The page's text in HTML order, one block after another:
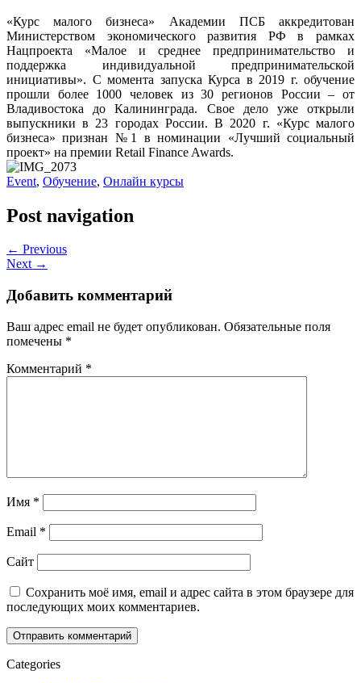
«Курс малого бизнеса» Академии ПСБ аккредитован
Министерством экономического развития РФ в рамках
Нацпроекта «Малое и среднее предпринимательство и
поддержка индивидуальной предпринимательской
инициативы». С момента запуска Курса в 2019 г. обучение
прошли более 1000 человек из 30 регионов России – от
Владивостока до Калининграда. Свое дело уже открыли
выпускники в 23 городах России. В 2020 г. «Курс малого
бизнеса» признан №1 в номинации «Лучший социальный
проект» на премии Retail Finance Awards.
Event, Обучение, Онлайн курсы
Post navigation
← Previous
Next →
Добавить комментарий
Ваш адрес email не будет опубликован. Обязательные поля
помечены *
Комментарий *
Имя *
Email *
Сайт
Сохранить моё имя, email и адрес сайта в этом браузере для
последующих моих комментариев.
Categories